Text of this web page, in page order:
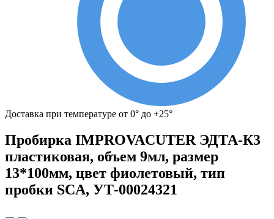
Доставка при температуре от 0° до +25°
Пробирка IMPROVACUTER ЭДТА-К3
пластиковая, объем 9мл, размер
13*100мм, цвет фиолетовый, тип
пробки SCA, УТ-00024321